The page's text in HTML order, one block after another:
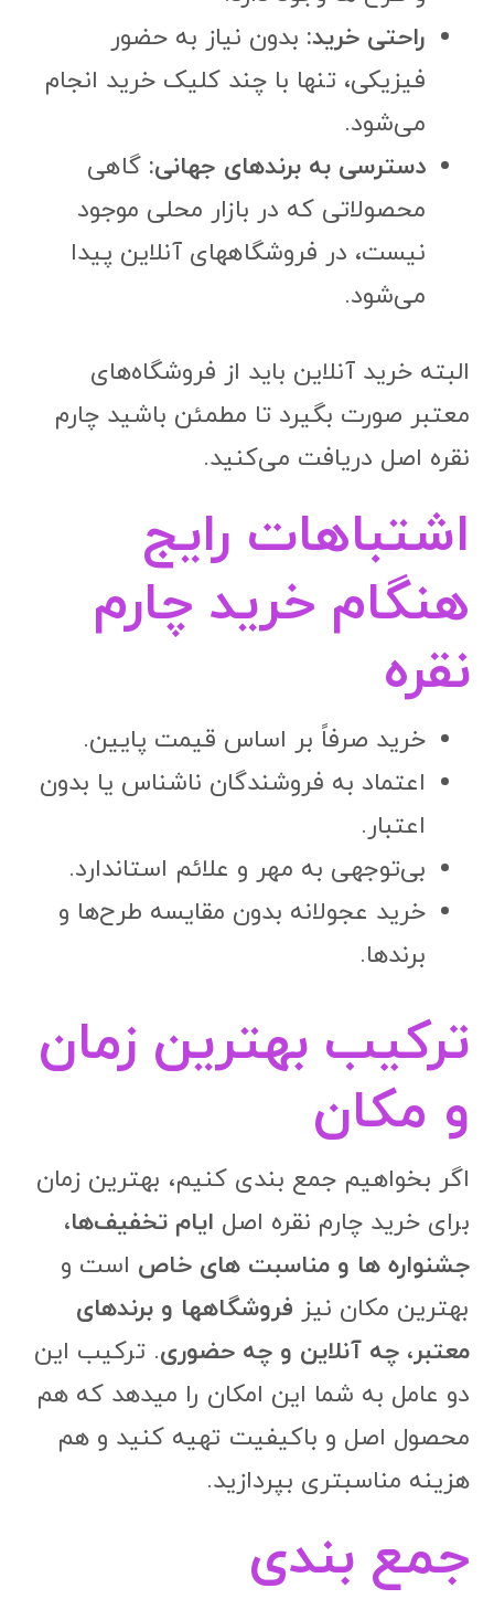
راحتی خرید: بدون نیاز به حضور
فیزیکی، تنها با چند کلیک خرید انجام
می‌شود.
دسترسی به برندهای جهانی: گاهی
محصولاتی که در بازار محلی موجود
نیست، در فروشگاههای آنلاین پیدا
می‌شود.
البته خرید آنلاین باید از فروشگاه‌های
معتبر صورت بگیرد تا مطمئن باشید چارم
نقره اصل دریافت می‌کنید.
اشتباهات رایج
هنگام خرید چارم
نقره
خرید صرفاً بر اساس قیمت پایین.
اعتماد به فروشندگان ناشناس یا بدون
اعتبار.
بی‌توجهی به مهر و علائم استاندارد.
خرید عجولانه بدون مقایسه طرح‌ها و
برندها.
ترکیب بهترین زمان
و مکان
اگر بخواهیم جمع بندی کنیم، بهترین زمان
برای خرید چارم نقره اصل ایام تخفیف‌ها،
جشنواره ها و مناسبت های خاص است و
بهترین مکان نیز فروشگاهها و برندهای
معتبر، چه آنلاین و چه حضوری. ترکیب این
دو عامل به شما این امکان را میدهد که هم
محصول اصل و باکیفیت تهیه کنید و هم
هزینه مناسبتری بپردازید.
جمع بندی